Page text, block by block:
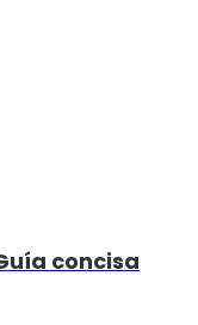
concisa